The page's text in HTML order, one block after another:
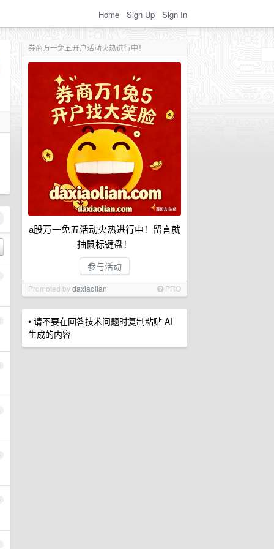
Home Sign Up Sign In
券商万一免五开户活动火热进行中！
a股万一免五活动火热进行中！留言就
抽鼠标键盘！
参与活动
Promoted bydaxiaolian PRO
• 请不要在回答技术问题时复制粘贴 AI
生成的内容